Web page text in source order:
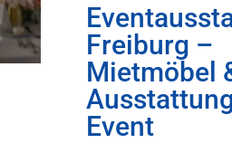
Freiburg –
Mietmöbel
Event